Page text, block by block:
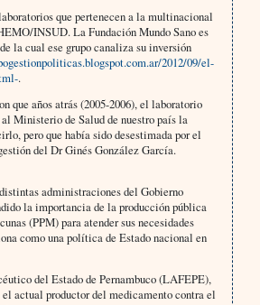
que pertenecen a la multinacional
INSUD. La Fundación Mundo Sano es
la cual ese grupo canaliza su inversión
2012/09/el-
.
que años atrás (2005-2006), el laboratorio
Ministerio de Salud de nuestro país la
pero que había sido desestimada por el
del Dr Ginés González García.
administraciones del Gobierno
la importancia de la producción pública
(PPM) para atender sus necesidades
como una política de Estado nacional en
del Estado de Pernambuco (LAFEPE),
el actual productor del medicamento contra el